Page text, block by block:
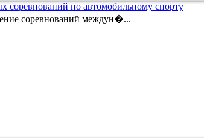
соревнований по автомобильному спорту
соревнований междун�...